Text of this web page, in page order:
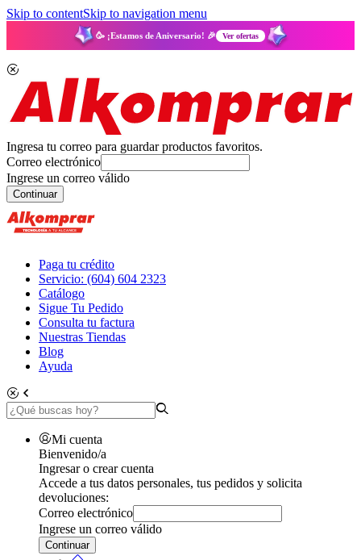
Skip to contentSkip to navigation menu
🥳 ¡Estamos de Aniversario! 🎉 Ver ofertas
Ingresa tu correo para guardar productos favoritos.
Correo electrónico
Ingrese un correo válido
Continuar
Paga tu crédito
Servicio: (604) 604 2323
Catálogo
Sigue Tu Pedido
Consulta tu factura
Nuestras Tiendas
Blog
Ayuda
Mi cuenta
Bienvenido/a
Ingresar o crear cuenta
Accede a tus datos personales, tus pedidos y solicita
devoluciones:
Correo electrónico
Ingrese un correo válido
Continuar